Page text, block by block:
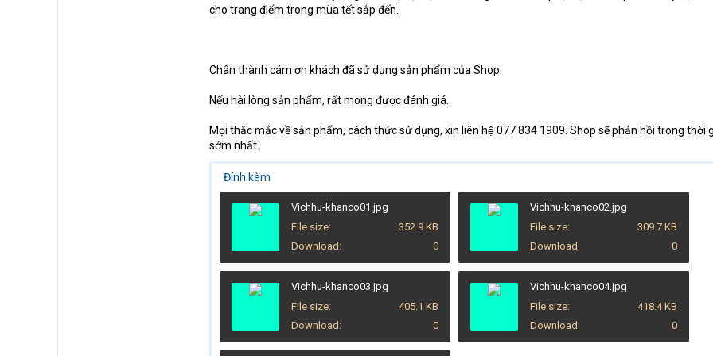
cho trang điểm trong mùa tết sắp đến.
Chân thành cám ơn khách đã sử dụng sản phẩm của Shop.
Nếu hài lòng sản phẩm, rất mong được đánh giá.
Mọi thắc mắc về sản phẩm, cách thức sử dụng, xin liên hệ 077 834 1909. Shop sẽ phản hồi trong thời
sớm nhất.
Đính kèm
Vichhu-khanco01.jpg
File size
352.9 KB
Download
0
Vichhu-khanco02.jpg
File size
309.7 KB
Download
0
Vichhu-khanco03.jpg
File size
405.1 KB
Download
0
Vichhu-khanco04.jpg
File size
418.4 KB
Download
0